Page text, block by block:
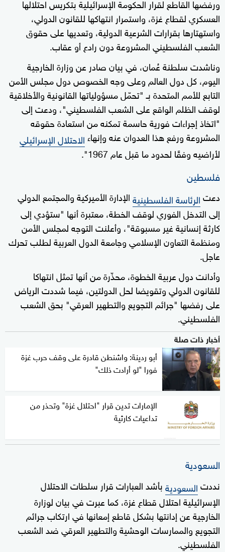
ورفضها القاطع لقرار الحكومة الإسرائيلية بتكريس احتلالها
العسكري لقطاع غزة، واستمرار انتهاكها للقانون الدولي،
واستهتارها بقرارات الشرعية الدولية، وتعديها على حقوق
الشعب الفلسطيني المشروعة دون رادع أو عقاب.
وناشدت سلطنة عُمان، في بيان صادر عن وزارة الخارجية
اليوم، كل دول العالم وعلى وجه الخصوص دول مجلس الأمن
التابع للأمم المتحدة بـ "تحمّل مسؤولياتها القانونية والأخلاقية
لوقف الظلم الواقع على الشعب الفلسطيني"، ودعت إلى
"اتخاذ إجراءات فورية حاسمة تمكنه من استعادة حقوقه
المشروعة ورفع هذا العدوان عنه وإنهاءالاحتلال الإسرائيلي
لأراضيه وفقًا لحدود ما قبل عام 1967".
فلسطين
دعتالرئاسة الفلسطينيةالإدارة الأميركية والمجتمع الدولي
إلى التدخل الفوري لوقف الخطة، معتبرة أنها "ستؤدي إلى
كارثة إنسانية غير مسبوقة"، وأعلنت التوجه لمجلس الأمن
ومنظمة التعاون الإسلامي وجامعة الدول العربية لطلب تحرك
عاجل.
وأدانت دول عربية الخطوة، محذّرة من أنها تمثل انتهاكا
للقانون الدولي وتقويضا لحل الدولتين، فيما شددت الرياض
على رفضها "جرائم التجويع والتطهير العرقي" بحق الشعب
الفلسطيني.
أخبار ذات صلة
أبو ردينة: واشنطن قادرة على وقف حرب غزة
فورا "لو أرادت ذلك"
الإمارات تدين قرار "احتلال غزة" وتحذر من
تداعيات كارثية
السعودية
نددتالسعوديةبأشد العبارات قرار سلطات الاحتلال
الإسرائيلية احتلال قطاع غزة، كما عبرت في بيان لوزارة
الخارجية عن إدانتها بشكل قاطع إمعانها في ارتكاب جرائم
التجويع والممارسات الوحشية والتطهير العرقي ضد الشعب
الفلسطيني.